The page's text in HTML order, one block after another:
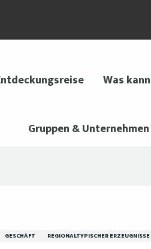
Was
Gruppen & Unternehmen
GESCHÄFT REGIONALTYPISCHER ERZEUGNISSE